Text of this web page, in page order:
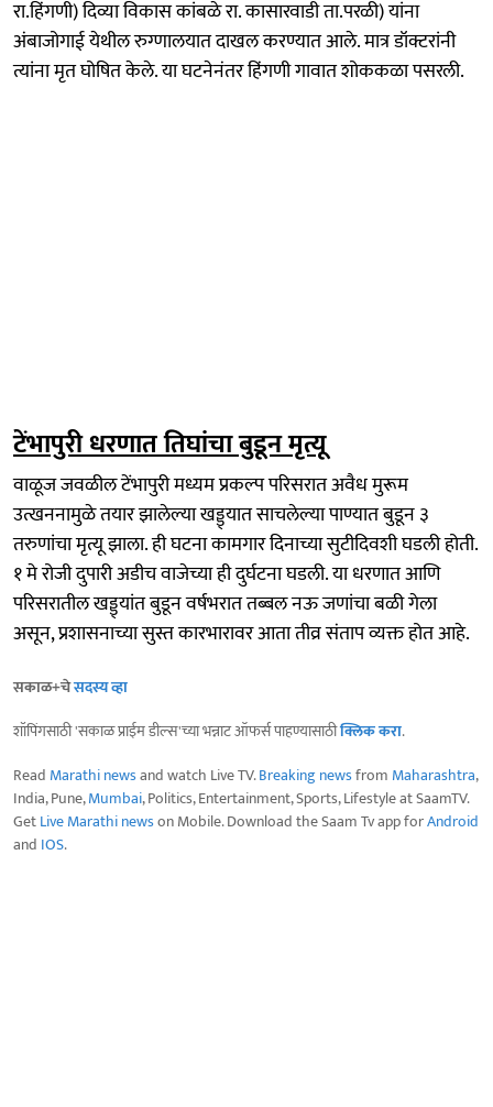
रा.हिंगणी) दिव्या विकास कांबळे रा. कासारवाडी ता.परळी) यांना
अंबाजोगाई येथील रुग्णालयात दाखल करण्यात आले. मात्र डॉक्टरांनी
त्यांना मृत घोषित केले. या घटनेनंतर हिंगणी गावात शोककळा पसरली.
टेंभापुरी धरणात तिघांचा बुडून मृत्यू
वाळूज जवळील टेंभापुरी मध्यम प्रकल्प परिसरात अवैध मुरूम
उत्खननामुळे तयार झालेल्या खड्ड्यात साचलेल्या पाण्यात बुडून ३
तरुणांचा मृत्यू झाला. ही घटना कामगार दिनाच्या सुटीदिवशी घडली होती.
१ मे रोजी दुपारी अडीच वाजेच्या ही दुर्घटना घडली. या धरणात आणि
परिसरातील खड्ड्यांत बुडून वर्षभरात तब्बल नऊ जणांचा बळी गेला
असून, प्रशासनाच्या सुस्त कारभारावर आता तीव्र संताप व्यक्त होत आहे.
सकाळ+चेसदस्य व्हा
शॉपिंगसाठी 'सकाळ प्राईम डील्स'च्या भन्नाट ऑफर्स पाहण्यासाठीक्लिक करा.
Read Marathi newsand watch Live TV.Breaking newsfrom Maharashtra,
India, Pune,Mumbai, Politics, Entertainment, Sports, Lifestyle at SaamTV.
GetLive Marathi newson Mobile. Download the Saam Tv app forAndroid
and IOS.